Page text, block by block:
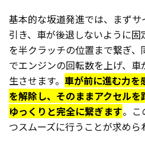
基本的な坂道発進では、まず
引き、車が後退しないように
を半クラッチの位置まで繋ぎ
でエンジンの回転数を上げ、
生させます。 車が前に進む力を
を解除し、そのままアクセル
ゆっくりと完全に繋ぎます。こ
つスムーズに行うことが求めら